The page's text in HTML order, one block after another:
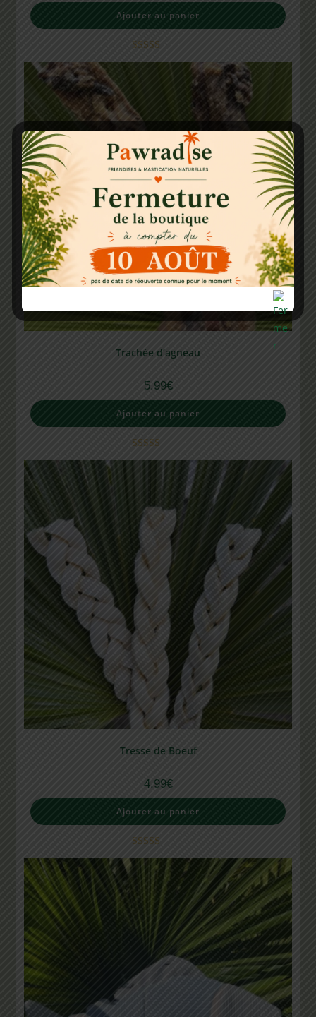
Ajouter au panier
Note5.00
Trachée d’agneau
5.99€
Ajouter au panier
Note5.00
Tresse de Boeuf
4.99€
Ajouter au panier
sur 5